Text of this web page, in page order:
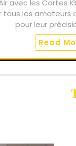
avec les Cartes
tous les amateurs
pour leur
Read